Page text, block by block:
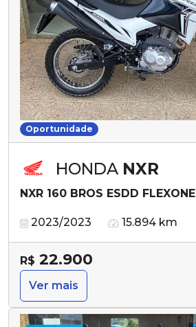
Oportunidade
HONDA NXR
NXR 160 BROS ESDD FLEXONE
2023/2023 15.894 km
R$ 22.900
Ver mais